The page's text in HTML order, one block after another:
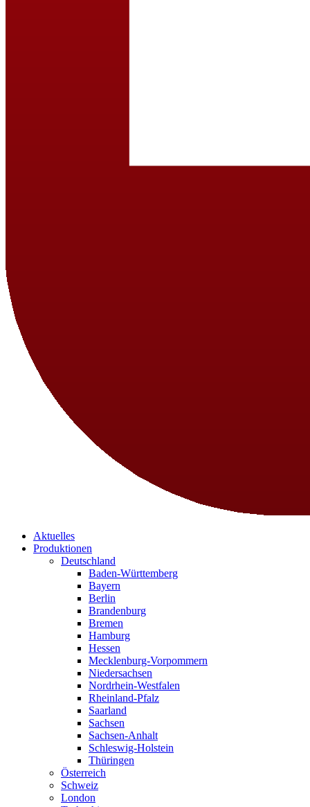
Aktuelles
Produktionen
Deutschland
Baden-Württemberg
Bayern
Berlin
Brandenburg
Bremen
Hamburg
Hessen
Mecklenburg-Vorpommern
Niedersachsen
Nordrhein-Westfalen
Rheinland-Pfalz
Saarland
Sachsen
Sachsen-Anhalt
Schleswig-Holstein
Thüringen
Österreich
Schweiz
London